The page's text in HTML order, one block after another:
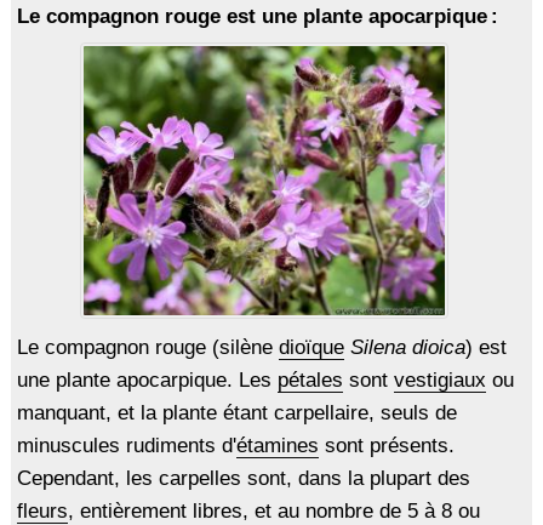
Le compagnon rouge est une plante apocarpique :
Le compagnon rouge (silène dioïque Silena dioica) est
une plante apocarpique. Les pétales sont vestigiaux ou
manquant, et la plante étant carpellaire, seuls de
minuscules rudiments d'étamines sont présents.
Cependant, les carpelles sont, dans la plupart des
fleurs, entièrement libres, et au nombre de 5 à 8 ou